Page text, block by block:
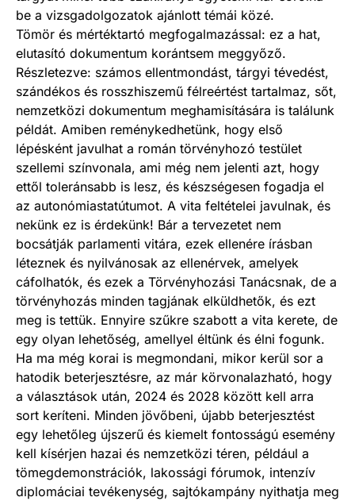
be a vizsgadolgozatok ajánlott témái közé.
Tömör és mértéktartó megfogalmazással: ez a hat,
elutasító dokumentum korántsem meggyőző.
Részletezve: számos ellentmondást, tárgyi tévedést,
szándékos és rosszhiszemű félreértést tartalmaz, sőt,
nemzetközi dokumentum meghamisítására is találunk
példát. Amiben reménykedhetünk, hogy első
lépésként javulhat a román törvényhozó testület
szellemi színvonala, ami még nem jelenti azt, hogy
ettől toleránsabb is lesz, és készségesen fogadja el
az autonómiastatútumot. A vita feltételei javulnak, és
nekünk ez is érdekünk! Bár a tervezetet nem
bocsátják parlamenti vitára, ezek ellenére írásban
léteznek és nyilvánosak az ellenérvek, amelyek
cáfolhatók, és ezek a Törvényhozási Tanácsnak, de a
törvényhozás minden tagjának elküldhetők, és ezt
meg is tettük. Ennyire szűkre szabott a vita kerete, de
egy olyan lehetőség, amellyel éltünk és élni fogunk.
Ha ma még korai is megmondani, mikor kerül sor a
hatodik beterjesztésre, az már körvonalazható, hogy
a választások után, 2024 és 2028 között kell arra
sort keríteni. Minden jövőbeni, újabb beterjesztést
egy lehetőleg újszerű és kiemelt fontosságú esemény
kell kísérjen hazai és nemzetközi téren, például a
tömegdemonstrációk, lakossági fórumok, intenzív
diplomáciai tevékenység, sajtókampány nyithatja meg